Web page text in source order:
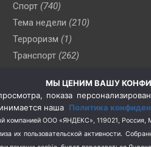
Спорт (740)
Тема недели (210)
Терроризм (1)
Транспорт (262)
(76)
Цены (2)
Школа и спорт (2)
Экология (8)
МЫ ЦЕНИМ ВАШУ
показа
наша Политика
компанией ООО «ЯНДЕКС», 119021,
их пользовательской активности.